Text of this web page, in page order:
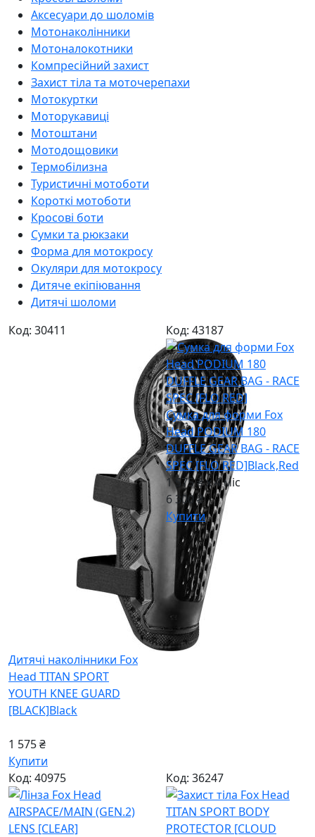
Аксесуари до шоломів
Мотонаколінники
Мотоналокотники
Компресійний захист
Захист тіла та моточерепахи
Мотокуртки
Моторукавиці
Мотоштани
Мотодощовики
Термобілизна
Туристичні мотоботи
Короткі мотоботи
Кросові боти
Сумки та рюкзаки
Форма для мотокросу
Окуляри для мотокросу
Дитяче екіпіювання
Дитячі шоломи
Код: 30411
Дитячі наколінники Fox
Head TITAN SPORT
YOUTH KNEE GUARD
[BLACK]Black
1 575 ₴
Купити
Код: 43187
Сумка для форми Fox
Head PODIUM 180
DUFFLE GEAR BAG - RACE
SPEC [FLO RED]Black,Red
1 575 ₴ x 4міс
6 300 ₴
Купити
Код: 40975 Код: 36247